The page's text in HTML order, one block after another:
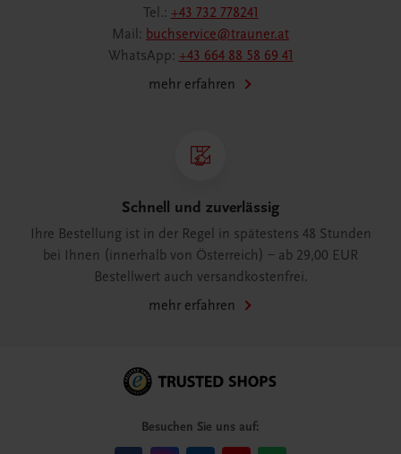
Tel.: +43 732 778241
Mail: buchservice@trauner.at
WhatsApp: +43 664 88 58 69 41
mehr erfahren
Schnell und zuverlässig
Ihre Bestellung ist in der Regel in spätestens 48 Stunden
bei Ihnen (innerhalb von Österreich) – ab 29,00 EUR
Bestellwert auch versandkostenfrei.
mehr erfahren
Besuchen Sie uns auf: